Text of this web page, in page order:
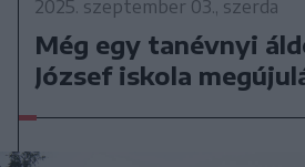
2025. szeptember 03., szerda
Még egy tanévnyi
József iskola